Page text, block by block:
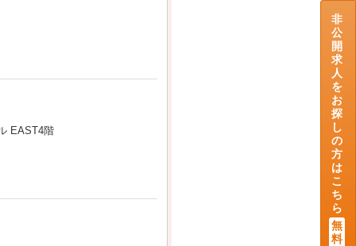
EAST4階
非
公
開
求
人
を
お
探
し
の
方
は
こ
ち
ら
無
料